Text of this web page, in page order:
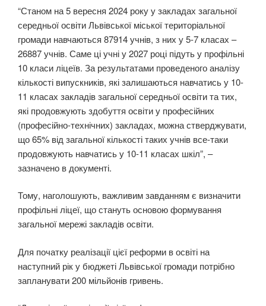
“Станом на 5 вересня 2024 року у закладах загальної
середньої освіти Львівської міської територіальної
громади навчаються 87914 учнів, з них у 5-7 класах –
26887 учнів. Саме ці учні у 2027 році підуть у профільні
10 класи ліцеїв. За результатами проведеного аналізу
кількості випускників, які залишаються навчатись у 10-
11 класах закладів загальної середньої освіти та тих,
які продовжують здобуття освіти у професійних
(професійно-технічних) закладах, можна стверджувати,
що 65% від загальної кількості таких учнів все-таки
продовжують навчатись у 10-11 класах шкіл”, –
зазначено в документі.
Тому, наголошують, важливим завданням є визначити
профільні ліцеї, що стануть основою формування
загальної мережі закладів освіти.
Для початку реалізації цієї реформи в освіті на
наступний рік у бюджеті Львівської громади потрібно
запланувати 200 мільйонів гривень.